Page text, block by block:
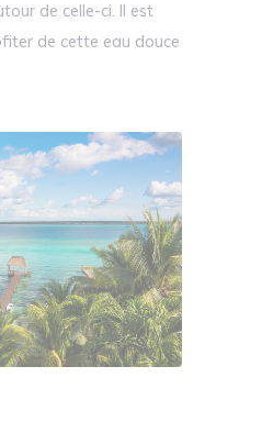
de celle-ci. Il est
de cette eau douce